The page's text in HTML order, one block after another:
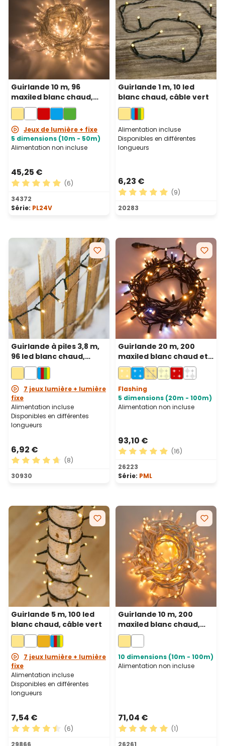
Guirlande 10 m, 96
maxiled blanc chaud,
câble transparent,
prolongeable
Jeux de lumière + fixe
5 dimensions (10m - 50m)
Alimentation non incluse
45,25 €
Note moyenne de 5 sur 5 étoiles
(6)
34372
Série: PL24V
Guirlande 1 m, 10 led
blanc chaud, câble vert
Alimentation incluse
Disponibles en différentes
longueurs
6,23 €
Note moyenne de 5 sur 5
(9)
20283
Guirlande à piles 3,8 m,
96 led blanc chaud,
câble vert
7 jeux lumière + lumière
fixe
Alimentation incluse
Disponibles en différentes
longueurs
6,92 €
Note moyenne de 4.63 sur 5 étoiles
(8)
30930
Guirlande 20 m, 200
maxiled blanc chaud et
blanc froid, câble vert,
prolongeable, IP67
Flashing
5 dimensions (20m - 100m)
Alimentation non incluse
93,10 €
Note moyenne de 4.88 sur
(16)
26223
Série: PML
Guirlande 5 m, 100 led
blanc chaud, câble vert
7 jeux lumière + lumière
fixe
Alimentation incluse
Disponibles en différentes
longueurs
7,54 €
Note moyenne de 4.5 sur 5 étoiles
(6)
29866
Guirlande 10 m, 200
maxiled blanc chaud,
câble blanc,
prolongeable, IP67
10 dimensions (10m - 100m)
Alimentation non incluse
71,04 €
Note moyenne de 5 sur 5
(1)
26261